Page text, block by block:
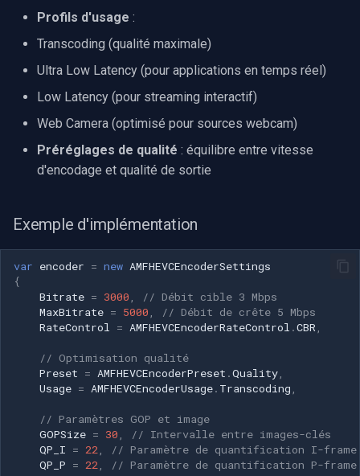
EverFocus
ABUS
Mobotix
Avigilon
Zavio
CP Plus
Sanyo
Edimax
Profils d'usage :
Transcoding (qualité maximale)
Ultra Low Latency (pour applications en temps réel)
Low Latency (pour streaming interactif)
Web Camera (optimisé pour sources webcam)
Préréglages de qualité : équilibre entre vitesse
d'encodage et qualité de sortie
Exemple d'implémentation
var encoder = new AMFHEVCEncoderSettings
{
Bitrate = 3000
// Débit cible 3 Mbps
MaxBitrate = 5000
// Débit de crête 5 Mbps
RateControl
= AMFHEVCEncoderRateControl .CBR
// Optimisation qualité
Preset = AMFHEVCEncoderPreset .Quality
Usage = AMFHEVCEncoderUsage. Transcoding
// Paramètres GOP et image
GOPSize = 30
// Intervalle entre images-clés
QP_I = 22
// Paramètre de quantification I-frame
QP_P = 22 // Paramètre de quantification P-frame